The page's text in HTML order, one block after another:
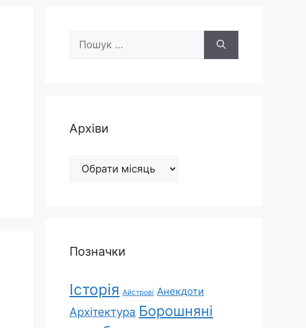
Пошук:
Архіви
Архіви
Позначки
Історія Айстрові Анекдоти
Архітектура Борошняні